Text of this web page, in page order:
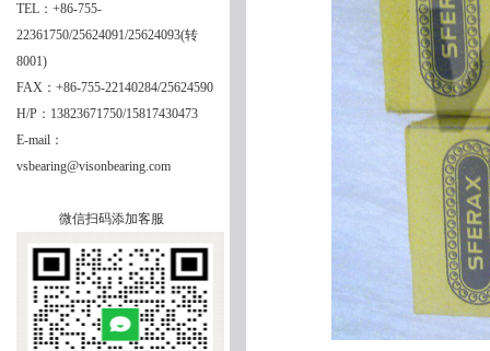
TEL：+86-755-
22361750/25624091/25624093(转
8001)
FAX：+86-755-22140284/25624590
H/P：13823671750/15817430473
E-mail：
vsbearing@visonbearing.com
微信扫码添加客服